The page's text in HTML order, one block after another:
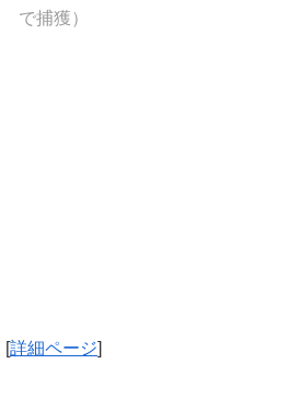
で捕獲）
[詳細ページ]